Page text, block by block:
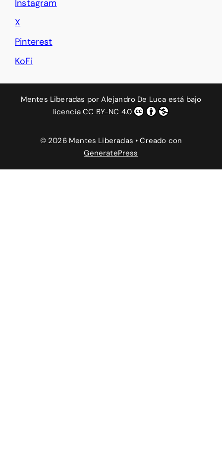
Instagram
X
Pinterest
KoFi
Mentes Liberadas porAlejandro De Luca está bajo
licenciaCC BY-NC 4.0
© 2026 Mentes Liberadas • Creado con
GeneratePress